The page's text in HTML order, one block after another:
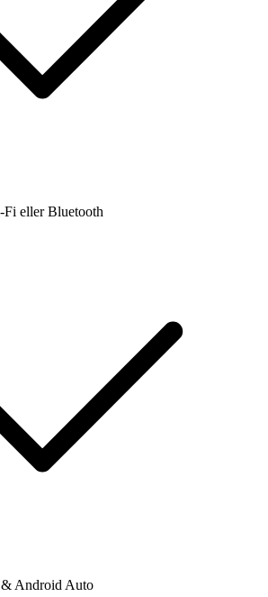
Fi eller Bluetooth
Android Auto